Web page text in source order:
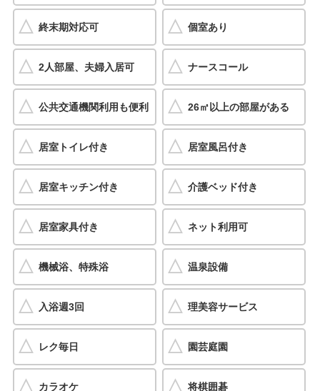
終末期対応可 個室あり
2人部屋、夫婦入居可 ナースコール
公共交通機関利用も便利 26㎡以上の部屋がある
居室トイレ付き 居室風呂付き
居室キッチン付き 介護ベッド付き
居室家具付き ネット利用可
機械浴、特殊浴 温泉設備
入浴週3回 理美容サービス
レク毎日 園芸庭園
カラオケ 将棋囲碁